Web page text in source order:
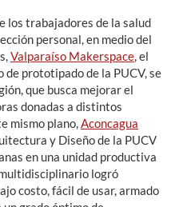
los trabajadores de la salud
personal, en medio del
Valparaíso Makerspace, el
prototipado de la PUCV, se
que busca mejorar el
donadas a distintos
mismo plano,Aconcagua
y Diseño de la PUCV
en una unidad productiva
logró
costo, fácil de usar, armado